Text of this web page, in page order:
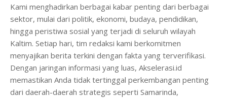
Kami menghadirkan berbagai kabar penting dari berbagai
sektor, mulai dari politik, ekonomi, budaya, pendidikan,
hingga peristiwa sosial yang terjadi di seluruh wilayah
Kaltim. Setiap hari, tim redaksi kami berkomitmen
menyajikan berita terkini dengan fakta yang terverifikasi.
Dengan jaringan informasi yang luas, Akselerasi.id
memastikan Anda tidak tertinggal perkembangan penting
dari daerah-daerah strategis seperti Samarinda,